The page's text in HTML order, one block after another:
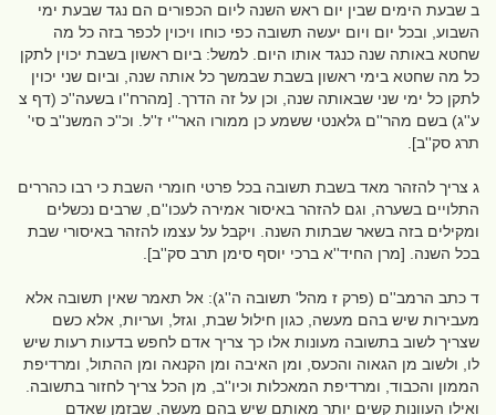
ב שבעת הימים שבין יום ראש השנה ליום הכפורים הם נגד שבעת ימי
השבוע, ובכל יום ויום יעשה תשובה כפי כוחו ויכוין לכפר בזה כל מה
שחטא באותה שנה כנגד אותו היום. למשל: ביום ראשון בשבת יכוין לתקן
כל מה שחטא בימי ראשון בשבת שבמשך כל אותה שנה, וביום שני יכוין
לתקן כל ימי שני שבאותה שנה, וכן על זה הדרך. [מהרח''ו בשעה''כ (דף צ
ע''ג) בשם מהר''ם גלאנטי ששמע כן ממורו האר''י ז''ל. וכ''כ המשנ''ב סי'
תרג סק''ב].
ג צריך להזהר מאד בשבת תשובה בכל פרטי חומרי השבת כי רבו כהררים
התלויים בשערה, וגם להזהר באיסור אמירה לעכו''ם, שרבים נכשלים
ומקילים בזה בשאר שבתות השנה. ויקבל על עצמו להזהר באיסורי שבת
בכל השנה. [מרן החיד''א ברכי יוסף סימן תרב סק''ב].
ד כתב הרמב''ם (פרק ז מהל' תשובה ה''ג): אל תאמר שאין תשובה אלא
מעבירות שיש בהם מעשה, כגון חילול שבת, וגזל, ועריות, אלא כשם
שצריך לשוב בתשובה מעונות אלו כך צריך אדם לחפש בדעות רעות שיש
לו, ולשוב מן הגאוה והכעס, ומן האיבה ומן הקנאה ומן ההתול, ומרדיפת
הממון והכבוד, ומרדיפת המאכלות וכיו''ב, מן הכל צריך לחזור בתשובה.
ואילו העוונות קשים יותר מאותם שיש בהם מעשה, שבזמן שאדם